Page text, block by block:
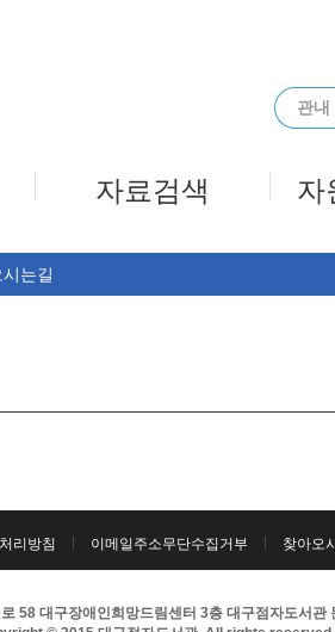
는길
자료검색 자
리방침 이메일주소무단수집거부 찾아오
58 대구장애인희망드림센터 3층 대구점자도서